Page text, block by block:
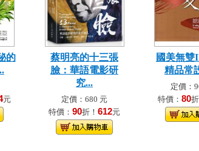
的
元
蔡明亮的十三張
臉：華語電影研
究...
定價：680 元
特價： 90折！ 612元
國美無雙
精品常
定價：
特價： 80折